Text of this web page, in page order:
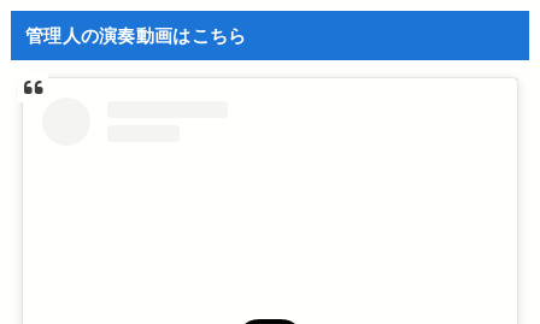
管理人の演奏動画はこちら